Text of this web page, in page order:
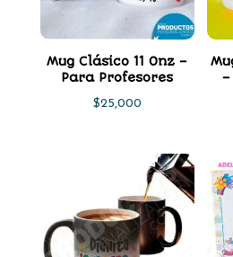
Mug Clásico 11 Onz –
Para Profesores
$25,000